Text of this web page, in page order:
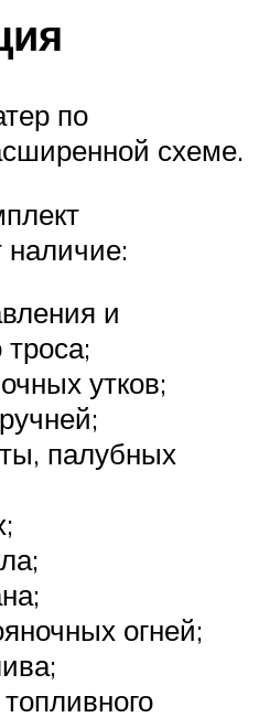
по
схеме.
наличие:
и
утков;
палубных
огней;